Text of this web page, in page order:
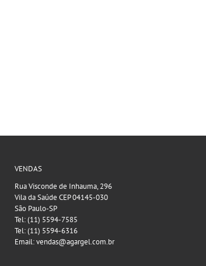
VENDAS
Rua Visconde de Inhauma, 296
Vila da Saúde CEP 04145-030
São Paulo-SP
Tel: (11) 5594-7585
Tel: (11) 5594-6316
Email: vendas@agargel.com.br